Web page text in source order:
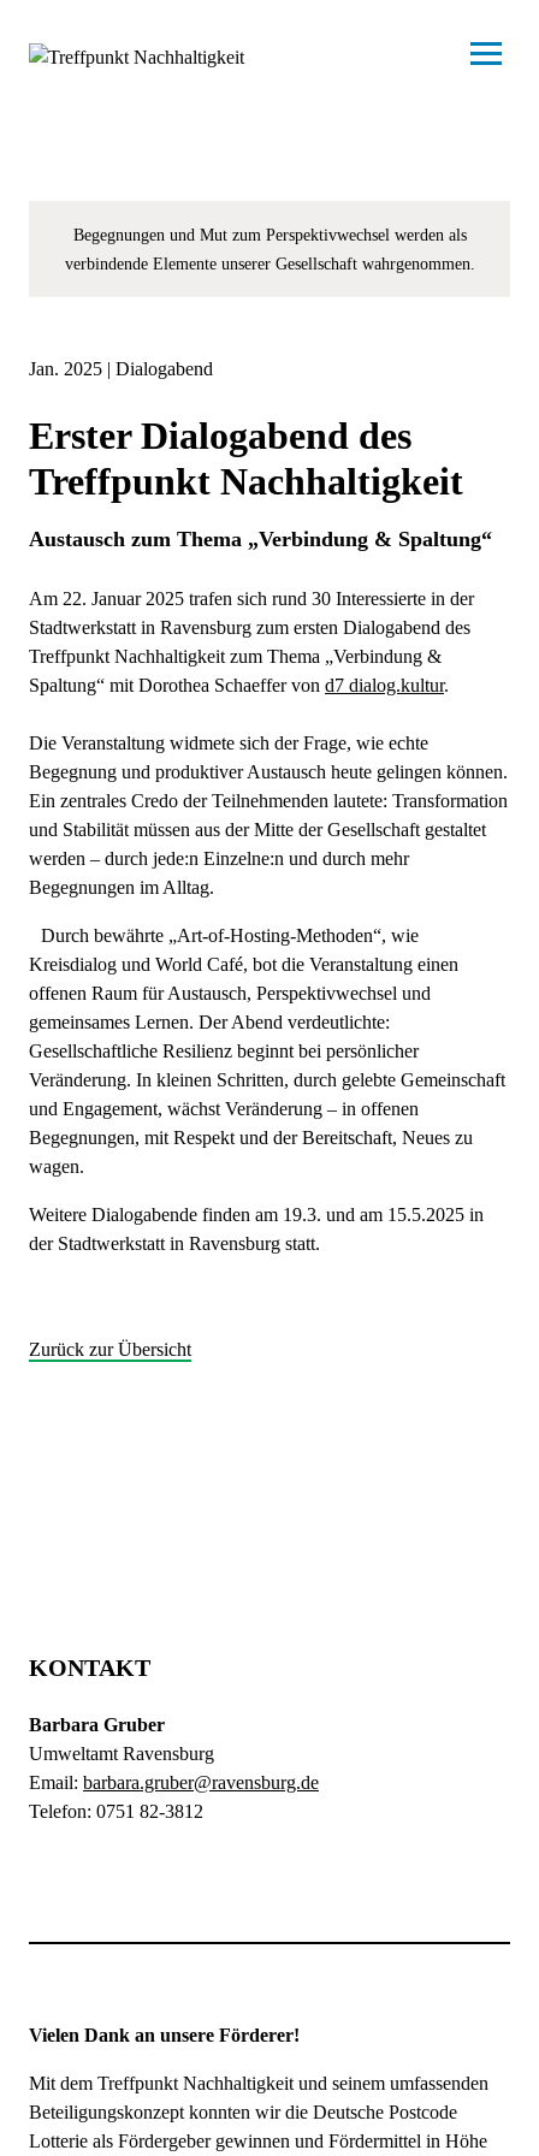
Begegnungen und Mut zum Perspektivwechsel werden als
verbindende Elemente unserer Gesellschaft wahrgenommen.
Jan. 2025 | Dialogabend
Erster Dialogabend des
Treffpunkt Nachhaltigkeit
Austausch zum Thema „Verbindung & Spaltung“
Am 22. Januar 2025 trafen sich rund 30 Interessierte in der
Stadtwerkstatt in Ravensburg zum ersten Dialogabend des
Treffpunkt Nachhaltigkeit zum Thema „Verbindung &
Spaltung“ mit Dorothea Schaeffer von d7 dialog.kultur.
Die Veranstaltung widmete sich der Frage, wie echte
Begegnung und produktiver Austausch heute gelingen können.
Ein zentrales Credo der Teilnehmenden lautete: Transformation
und Stabilität müssen aus der Mitte der Gesellschaft gestaltet
werden – durch jede:n Einzelne:n und durch mehr
Begegnungen im Alltag.
Durch bewährte „Art-of-Hosting-Methoden“, wie
Kreisdialog und World Café, bot die Veranstaltung einen
offenen Raum für Austausch, Perspektivwechsel und
gemeinsames Lernen. Der Abend verdeutlichte:
Gesellschaftliche Resilienz beginnt bei persönlicher
Veränderung. In kleinen Schritten, durch gelebte Gemeinschaft
und Engagement, wächst Veränderung – in offenen
Begegnungen, mit Respekt und der Bereitschaft, Neues zu
wagen.
Weitere Dialogabende finden am 19.3. und am 15.5.2025 in
der Stadtwerkstatt in Ravensburg statt.
Zurück zur Übersicht
KONTAKT
Barbara Gruber
Umweltamt Ravensburg
Email: barbara.gruber@ravensburg.de
Telefon: 0751 82-3812
Vielen Dank an unsere Förderer!
Mit dem Treffpunkt Nachhaltigkeit und seinem umfassenden
Beteiligungskonzept konnten wir die Deutsche Postcode
Lotterie als Fördergeber gewinnen und Fördermittel in Höhe